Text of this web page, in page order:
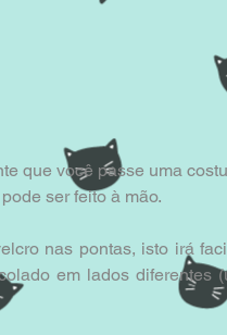
que você passe uma
ser feito à mão.
nas pontas, isto irá
em lados diferentes